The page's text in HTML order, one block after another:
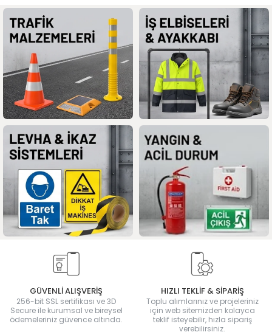
GÜVENLİ ALIŞVERİŞ
256-bit SSL sertifikası ve 3D
Secure ile kurumsal ve bireysel
ödemeleriniz güvence altında.
HIZLI TEKLİF & SİPARİŞ
Toplu alımlarınız ve projeleriniz
için web sitemizden kolayca
teklif isteyebilir, hızla sipariş
verebilirsiniz.